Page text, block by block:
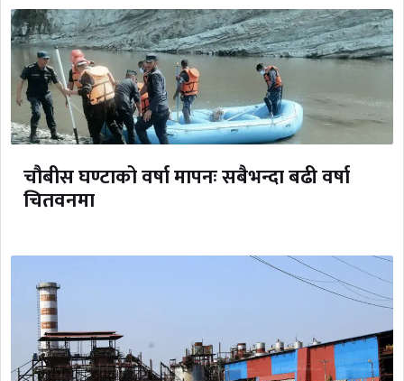
चौबीस घण्टाको वर्षा मापनः सबैभन्दा बढी वर्षा
चितवनमा